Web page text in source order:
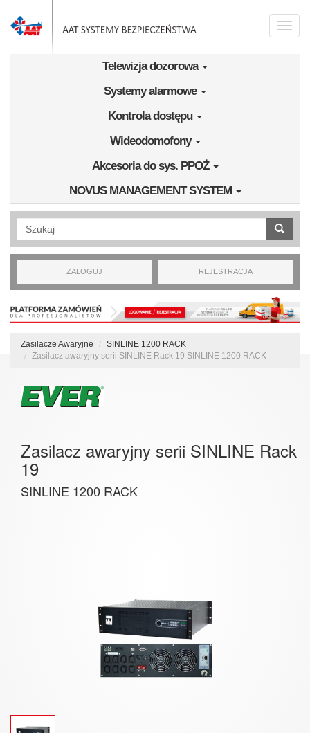
Toggle
Telewizja dozorowa
Systemy alarmowe
Kontrola dostępu
Wideodomofony
Akcesoria do sys. PPOŻ
NOVUS MANAGEMENT SYSTEM
Wyszukiwanie pełnotekstowe
ZALOGUJ REJESTRACJA
Zasilacze Awaryjne
SINLINE 1200 RACK
Zasilacz awaryjny serii SINLINE Rack 19 SINLINE 1200 RACK
Zasilacz awaryjny serii SINLINE Rack
19
SINLINE 1200 RACK